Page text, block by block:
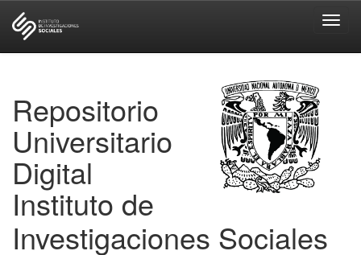
Repositorio
Universitario
Digital
Instituto de
Investigaciones Sociales